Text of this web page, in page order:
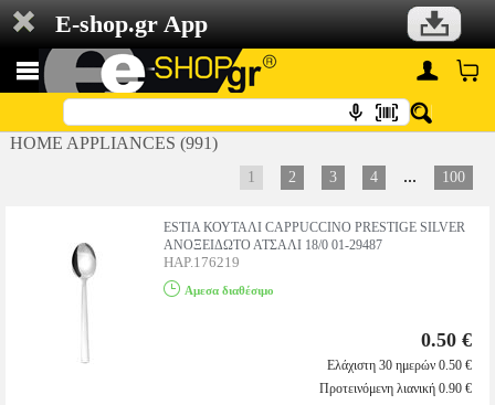
E-shop.gr App
HOME APPLIANCES (991)
1 2 3 4 ... 100
ESTIA ΚΟΥΤΑΛΙ CAPPUCCINO PRESTIGE SILVER
ΑΝΟΞΕΙΔΩΤΟ ΑΤΣΑΛΙ 18/0 01-29487
HAP.176219
Αμεσα διαθέσιμο
0.50 €
Ελάχιστη 30 ημερών 0.50 €
Προτεινόμενη λιανική 0.90 €